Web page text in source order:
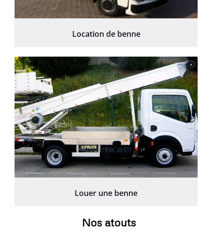
Location de benne
Louer une benne
Nos atouts